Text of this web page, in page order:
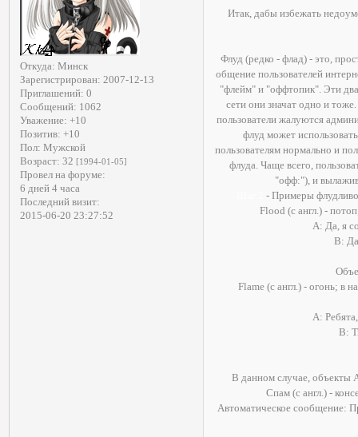
Откуда: Минск
Зарегистрирован: 2007-12-13
Приглашений: 0
Сообщений: 1062
Уважение: +10
Позитив: +10
Пол: Мужской
Возраст: 32 [1994-01-05]
Провел на форуме:
6 дней 4 часа
Последний визит:
2015-06-20 23:27:52
Итак, дабы избежать
Флуд (редко - флад) - это,
общение пользователей
"флейм" и "оффтопик". Эти
сети они значат одно и
пользователи жалуются
флуд может
пользователям нормально и
флуда. Чаще всего,
"офф:"), и
- Примеры
Flood (с англ.) -
A: Да, я
B:
Flame (с англ.) - огонь; в
A:
B:
В данном случае, объекты
Спам (с англ.) -
Автоматическое сообщение: